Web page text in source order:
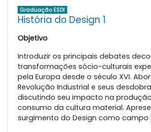
Graduação ESDI
História do Design 1
Objetivo
Introduzir os principais debates
transformações sócio-culturais
pela Europa desde o século XVI.
Revolução Industrial e seus
discutindo seu impacto na
consumo da cultura material.
surgimento do Design como campo